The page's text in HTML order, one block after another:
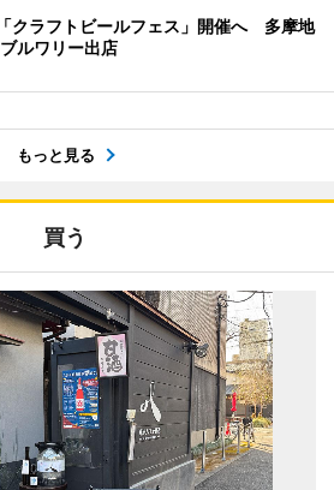
クラフトビールフェス」開催へ 多摩地
ルワリー出店
もっと見る
買う